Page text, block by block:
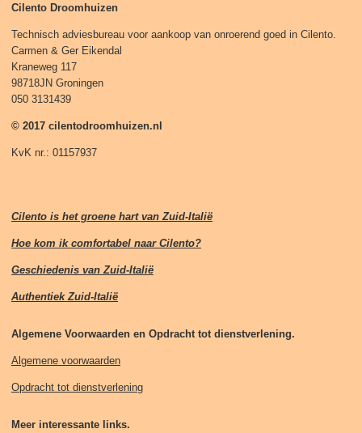
Cilento Droomhuizen
Technisch adviesbureau voor aankoop van onroerend goed in Cilento.
Carmen & Ger Eikendal
Kraneweg 117
98718JN Groningen
050 3131439
© 2017 cilentodroomhuizen.nl
KvK nr.: 01157937
Cilento is het groene hart van Zuid-Italië
Hoe kom ik comfortabel naar Cilento?
Geschiedenis van Zuid-Italië
Authentiek Zuid-Italië
Algemene Voorwaarden en Opdracht tot dienstverlening.
Algemene voorwaarden
Opdracht tot dienstverlening
Meer interessante links.